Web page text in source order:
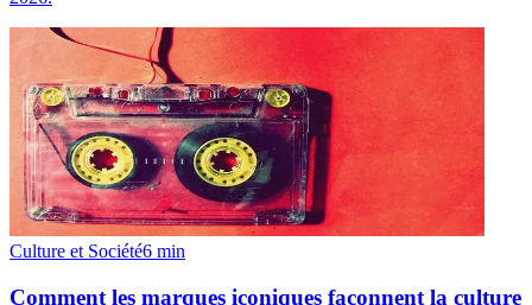
Culture et Société6 min
Comment les marques iconiques façonnent la culture